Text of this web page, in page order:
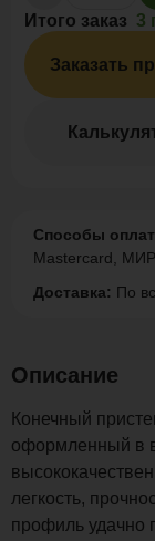
Итого заказ 3
Заказать
Способы
Mastercard, МИР
Доставка: По
Описание
Конечный
оформленный в
легкость,
профиль удачно